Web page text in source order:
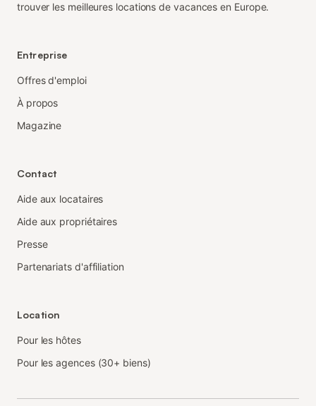
trouver les meilleures locations de vacances en Europe.
Entreprise
Offres d'emploi
À propos
Magazine
Contact
Aide aux locataires
Aide aux propriétaires
Presse
Partenariats d'affiliation
Location
Pour les hôtes
Pour les agences (30+ biens)